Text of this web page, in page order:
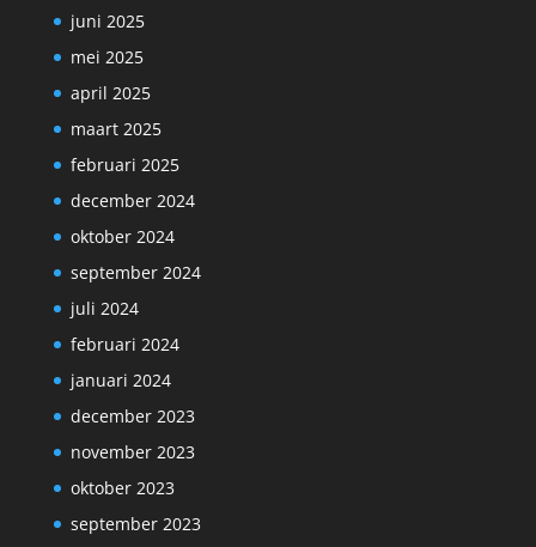
juni 2025
mei 2025
april 2025
maart 2025
februari 2025
december 2024
oktober 2024
september 2024
juli 2024
februari 2024
januari 2024
december 2023
november 2023
oktober 2023
september 2023